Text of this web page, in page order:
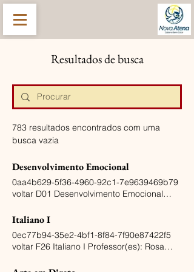
Resultados de busca
783 resultados encontrados com uma
busca vazia
Desenvolvimento Emocional
0aa4b629-5f36-4960-92c1-7e9639469b79
voltar D01 Desenvolvimento Emocional
12:00 Local: Sala A Processo de adquirir
regular as próprias emoções. Redução do
stress e ansiedade. Aumento de auto-
Italiano I
0ec77b94-35e2-4bf1-8f84-7f90e87422f5
voltar F26 Italiano I Professor(es): Rosa
Online Despertar o interesse pela língua